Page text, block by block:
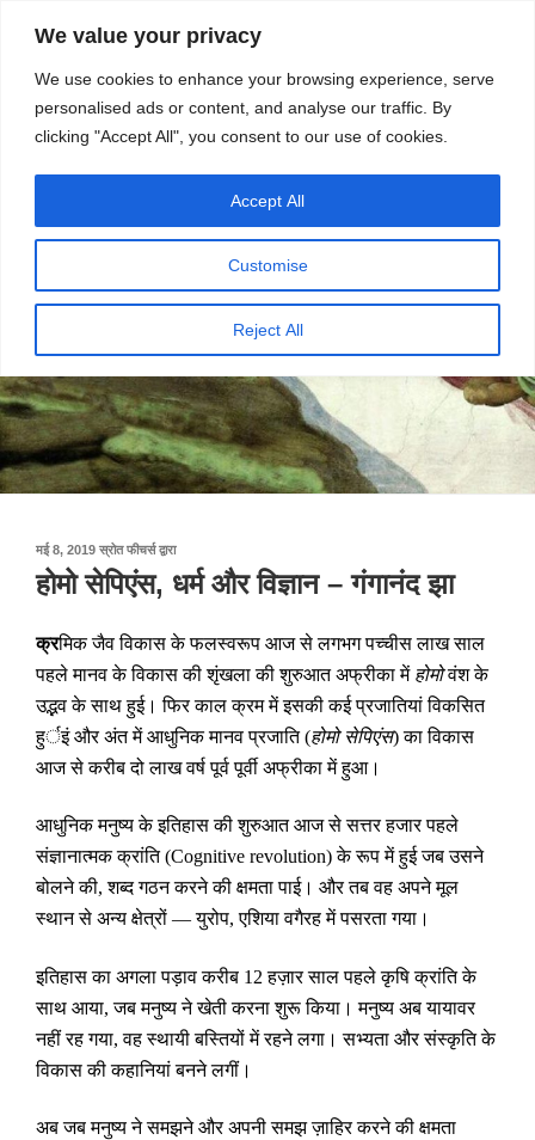
We value your privacy
We use cookies to enhance your browsing experience, serve
personalised ads or content, and analyse our traffic. By
clicking "Accept All", you consent to our use of cookies.
Customise
Reject All
Accept All
स्रोत
मेनू
मई 8, 2019 पर
प्रकाशित
किया
स्रोत फीचर्सद्वारा
होमो सेपिएंस, धर्म और विज्ञान – गंगानंद झा
क्रमिक जैव विकास के फलस्वरूप आज से लगभग पच्चीस लाख साल
पहले मानव के विकास की शृंखला की शुरुआत अफ्रीका में होमोवंश के
उद्भव के साथ हुई। फिर काल क्रम में इसकी कई प्रजातियां विकसित
हुर्इं और अंत में आधुनिक मानव प्रजाति (होमो सेपिएंस) का विकास
आज से करीब दो लाख वर्ष पूर्व पूर्वी अफ्रीका में हुआ।
आधुनिक मनुष्य के इतिहास की शुरुआत आज से सत्तर हजार पहले
संज्ञानात्मक क्रांति (Cognitive revolution) के रूप में हुई जब उसने
बोलने की,शब्द गठन करने की क्षमता पाई। और तब वह अपने मूल
स्थान से अन्य क्षेत्रों — युरोप,एशिया वगैरह में पसरता गया।
इतिहास का अगला पड़ाव करीब 12 हज़ार साल पहले कृषि क्रांति के
साथ आया,जब मनुष्य ने खेती करना शुरू किया। मनुष्य अब यायावर
नहीं रह गया,वह स्थायी बस्तियों में रहने लगा। सभ्यता और संस्कृति के
विकास की कहानियां बनने लगीं।
अब जब मनुष्य ने समझने और अपनी समझ ज़ाहिर करने की क्षमता